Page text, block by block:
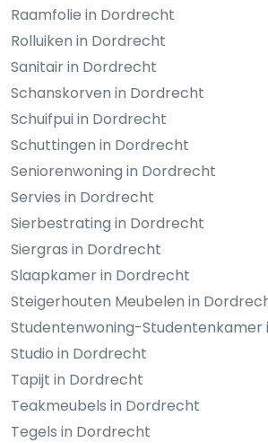
Raamfolie in Dordrecht
Rolluiken in Dordrecht
Sanitair in Dordrecht
Schanskorven in Dordrecht
Schuifpui in Dordrecht
Schuttingen in Dordrecht
Seniorenwoning in Dordrecht
Servies in Dordrecht
Sierbestrating in Dordrecht
Siergras in Dordrecht
Slaapkamer in Dordrecht
Steigerhouten Meubelen in
Studentenwoning-Studentenkamer
Studio in Dordrecht
Tapijt in Dordrecht
Teakmeubels in Dordrecht
Tegels in Dordrecht